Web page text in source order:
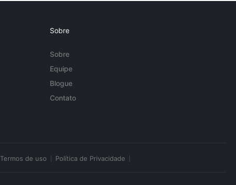
Sobre
Sobre
Equipe
Blogue
Contato
Termos de uso Política de Privacidade